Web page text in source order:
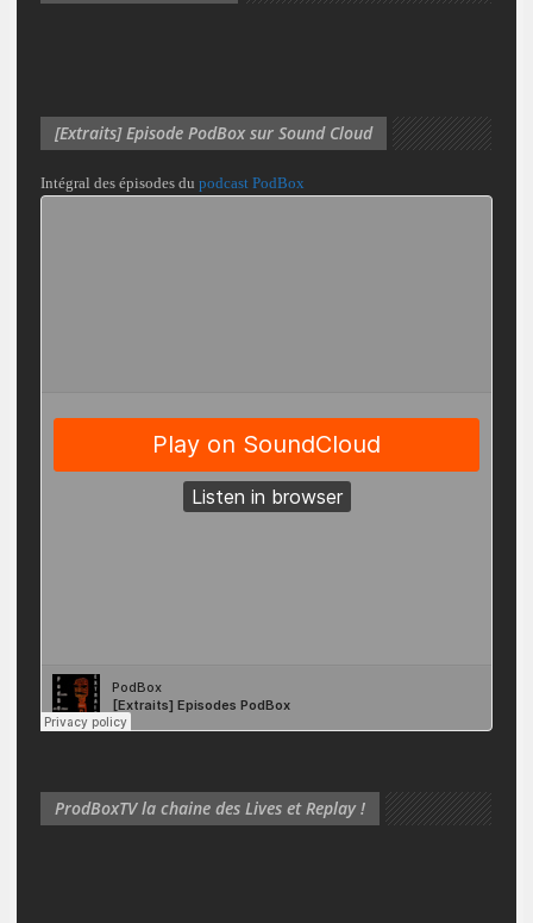
[Extraits] Episode PodBox sur Sound Cloud
Intégral des épisodes du podcast PodBox
ProdBoxTV la chaine des Lives et Replay !